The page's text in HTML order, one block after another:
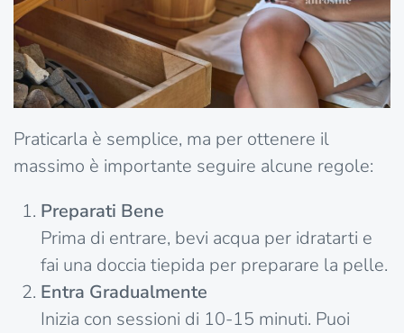
Praticarla è semplice, ma per ottenere il
massimo è importante seguire alcune regole:
Preparati Bene
Prima di entrare, bevi acqua per idratarti e
fai una doccia tiepida per preparare la pelle.
Entra Gradualmente
Inizia con sessioni di 10-15 minuti. Puoi